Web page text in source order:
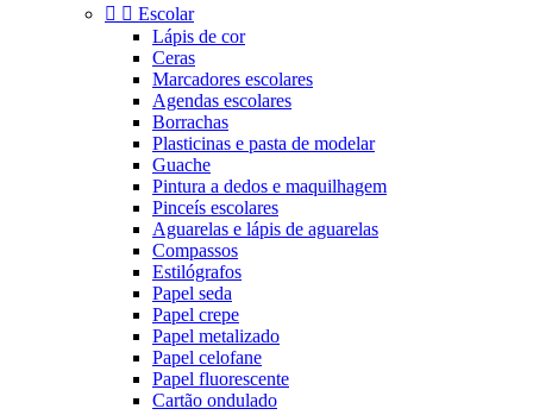
  Escolar
Lápis de cor
Ceras
Marcadores escolares
Agendas escolares
Borrachas
Plasticinas e pasta de modelar
Guache
Pintura a dedos e maquilhagem
Pinceís escolares
Aguarelas e lápis de aguarelas
Compassos
Estilógrafos
Papel seda
Papel crepe
Papel metalizado
Papel celofane
Papel fluorescente
Cartão ondulado